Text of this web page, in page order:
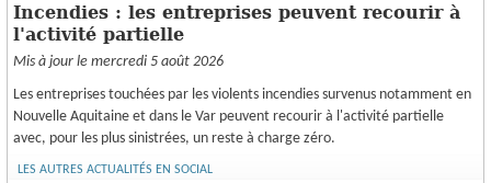
Incendies : les entreprises peuvent recourir à
l'activité partielle
Mis à jour le mercredi 5 août 2026
Les entreprises touchées par les violents incendies survenus notamment en
Nouvelle Aquitaine et dans le Var peuvent recourir à l'activité partielle
avec, pour les plus sinistrées, un reste à charge zéro.
LES AUTRES ACTUALITÉS EN SOCIAL